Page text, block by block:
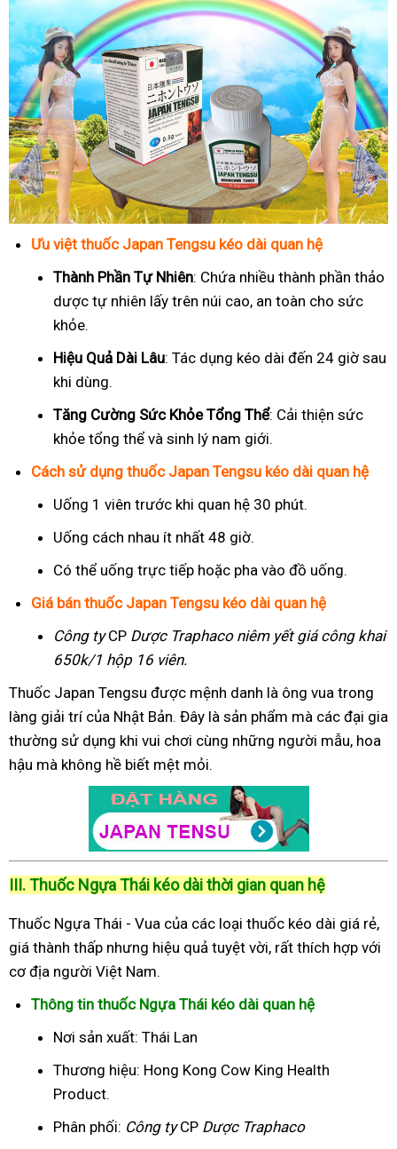
Ưu việt thuốc Japan Tengsu kéo dài quan hệ
Thành Phần Tự Nhiên: Chứa nhiều thành phần thảo
dược tự nhiên lấy trên núi cao, an toàn cho sức
khỏe.
Hiệu Quả Dài Lâu: Tác dụng kéo dài đến 24 giờ sau
khi dùng.
Tăng Cường Sức Khỏe Tổng Thể: Cải thiện sức
khỏe tổng thể và sinh lý nam giới.
Cách sử dụng thuốc Japan Tengsu kéo dài quan hệ
Uống 1 viên trước khi quan hệ 30 phút.
Uống cách nhau ít nhất 48 giờ.
Có thể uống trực tiếp hoặc pha vào đồ uống.
Giá bán thuốc Japan Tengsu kéo dài quan hệ
Công tyCP Dược Traphaconiêm yết giá công khai
650k/1 hộp 16 viên.
Thuốc Japan Tengsu được mệnh danh là ông vua trong
làng giải trí của Nhật Bản. Đây là sản phẩm mà các đại gia
thường sử dụng khi vui chơi cùng những người mẫu, hoa
hậu mà không hề biết mệt mỏi.
III. Thuốc Ngựa Thái kéo dài thời gian quan hệ
Thuốc Ngựa Thái - Vua của các loại thuốc kéo dài giá rẻ,
giá thành thấp nhưng hiệu quả tuyệt vời, rất thích hợp với
cơ địa người Việt Nam.
Thông tin thuốc Ngựa Thái kéo dài quan hệ
Nơi sản xuất: Thái Lan
Thương hiệu: Hong Kong Cow King Health
Product.
Phân phối: Công tyCP Dược Traphaco